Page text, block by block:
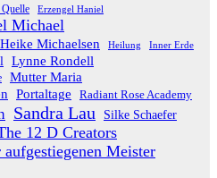
Erzengel Haniel
Michael
Heike Michaelsen Heilung Inner Erde
Lynne Rondell
Mutter Maria
Portaltage Radiant Rose Academy
Sandra Lau Silke Schaefer
12 D Creators
Meister